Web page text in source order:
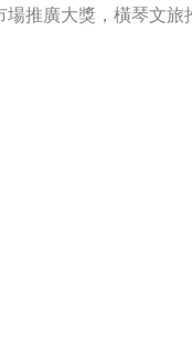
場推廣大獎，橫琴文旅